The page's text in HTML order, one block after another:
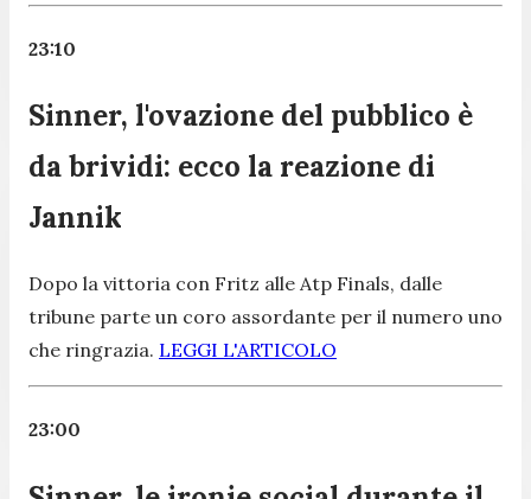
23:10
Sinner, l'ovazione del pubblico è
da brividi: ecco la reazione di
Jannik
Dopo la vittoria con Fritz alle Atp Finals, dalle
tribune parte un coro assordante per il numero uno
che ringrazia. LEGGI L'ARTICOLO
23:00